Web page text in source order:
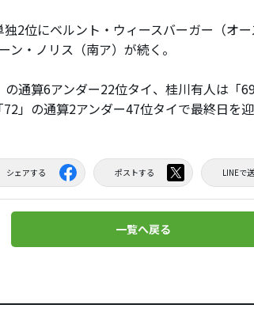
2位にベルント・ウィースバーガー（オ
ン・ノリス（南ア）が続く。
通算6アンダー22位タイ、桂川有人は「
」の通算2アンダー47位タイで最終日を迎
シェアする ポストする LINEで
一覧へ戻る